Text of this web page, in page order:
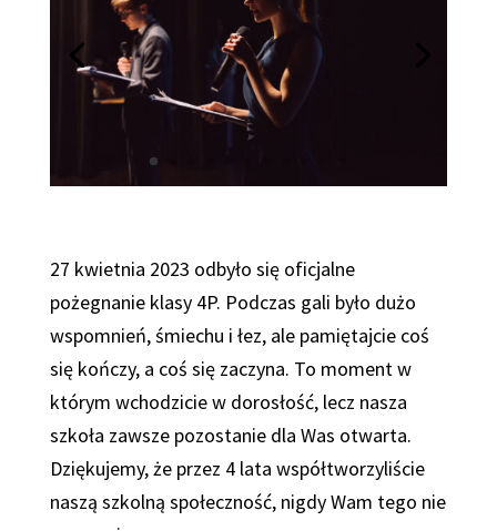
27 kwietnia 2023 odbyło się oficjalne
pożegnanie klasy 4P. Podczas gali było dużo
wspomnień, śmiechu i łez, ale pamiętajcie coś
się kończy, a coś się zaczyna. To moment w
którym wchodzicie w dorosłość, lecz nasza
szkoła zawsze pozostanie dla Was otwarta.
Dziękujemy, że przez 4 lata współtworzyliście
naszą szkolną społeczność, nigdy Wam tego nie